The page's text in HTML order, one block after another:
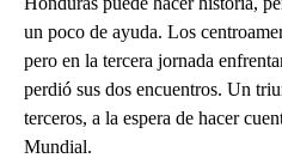
un poco de ayuda. Los
pero en la tercera jornada
perdió sus dos encuentros. Un
terceros, a la espera de hacer
Mundial.